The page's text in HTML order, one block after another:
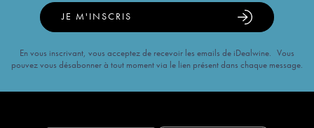
JE M'INSCRIS
En vous inscrivant, vous acceptez de recevoir les emails de iDealwine. Vous
pouvez vous désabonner à tout moment via le lien présent dans chaque message.